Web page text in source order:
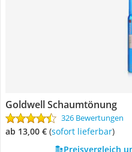
Goldwell Schaumtönung
326 Bewertungen
ab 13,00 € ( Sofort lieferbar)
Preisvergleich